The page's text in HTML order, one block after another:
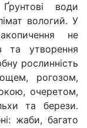
води
вологий. У
не
та утворення
рослинність
рогозом,
очеретом,
та берези.
жаби, багато